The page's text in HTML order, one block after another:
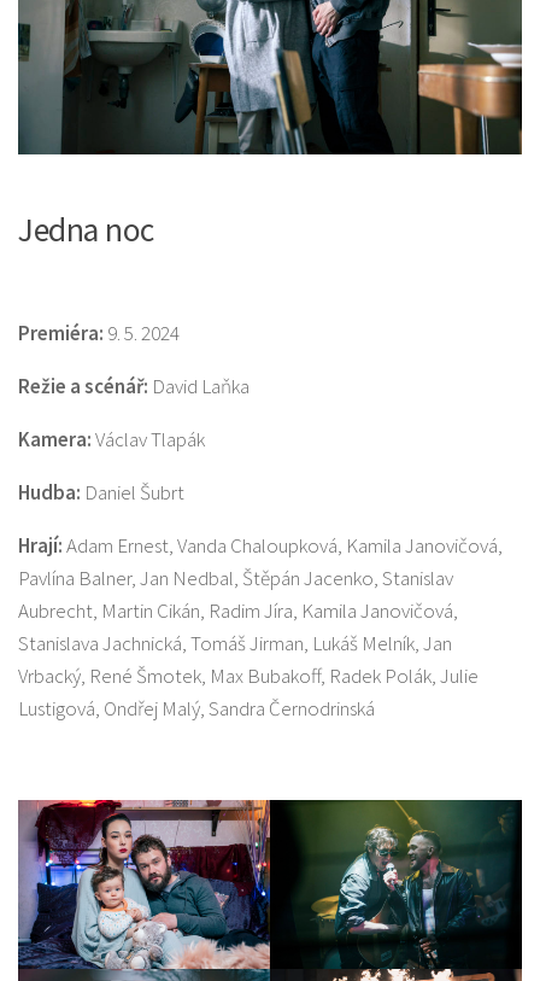
Jedna noc
Premiéra: 9. 5. 2024
Režie a scénář: David Laňka
Kamera:Václav Tlapák
Hudba: Daniel Šubrt
Hrají:Adam Ernest, Vanda Chaloupková, Kamila Janovičová,
Pavlína Balner, Jan Nedbal, Štěpán Jacenko, Stanislav
Aubrecht, Martin Cikán, Radim Jíra, Kamila Janovičová,
Stanislava Jachnická, Tomáš Jirman, Lukáš Melník, Jan
Vrbacký, René Šmotek, Max Bubakoff, Radek Polák, Julie
Lustigová, Ondřej Malý, Sandra Černodrinská